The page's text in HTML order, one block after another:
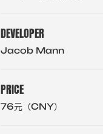
DEVELOPER
Jacob Mann
PRICE
76元（CNY）